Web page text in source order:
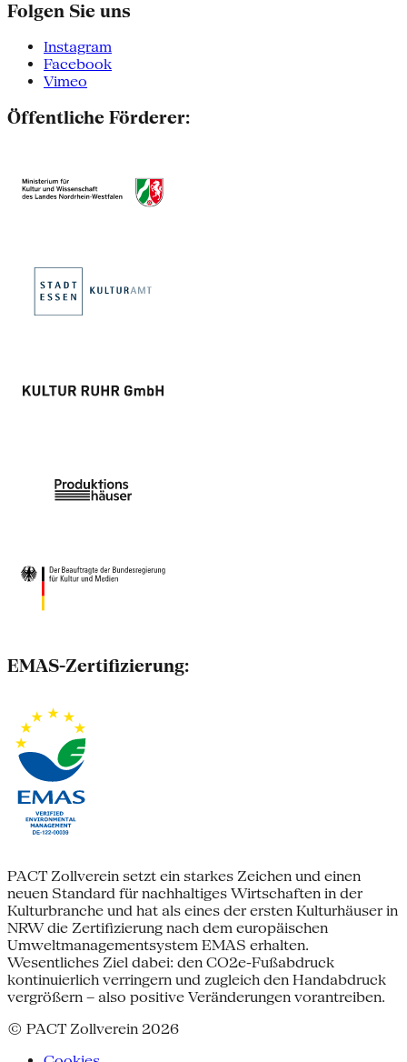
Folgen Sie uns
Instagram
Facebook
Vimeo
Öffentliche Förderer:
EMAS-Zertifizierung:
PACT Zollverein setzt ein starkes Zeichen und einen
neuen Standard für nachhaltiges Wirtschaften in der
Kulturbranche und hat als eines der ersten Kulturhäuser in
NRW die Zertifizierung nach dem europäischen
Umweltmanagementsystem EMAS erhalten.
Wesentliches Ziel dabei: den CO2e-Fußabdruck
kontinuierlich verringern und zugleich den Handabdruck
vergrößern – also positive Veränderungen vorantreiben.
© PACT Zollverein 2026